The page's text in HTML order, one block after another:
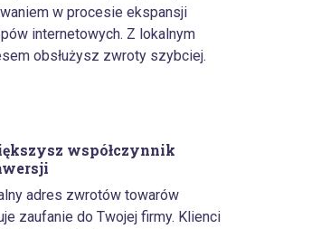
w procesie ekspansji
internetowych. Z lokalnym
obsłużysz zwroty szybciej.
współczynnik
adres zwrotów towarów
zaufanie do Twojej firmy. Klienci